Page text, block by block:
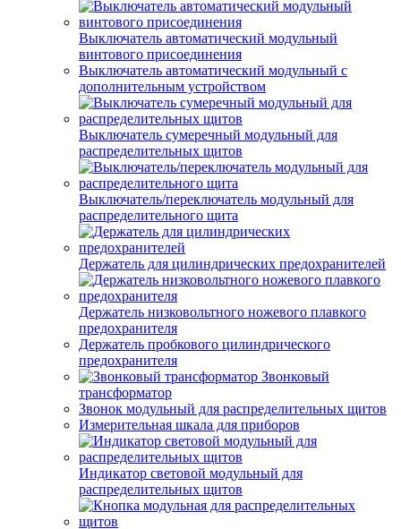
Выключатель автоматический модульный
винтового присоединения
Выключатель автоматический модульный с
дополнительным устройством
Выключатель сумеречный модульный для
распределительных щитов
Выключатель/переключатель модульный для
распределительного щита
Держатель для цилиндрических предохранителей
Держатель низковольтного ножевого плавкого
предохранителя
Держатель пробкового цилиндрического
предохранителя
Звонковый
трансформатор
Звонок модульный для распределительных щитов
Измерительная шкала для приборов
Индикатор световой модульный для
распределительных щитов